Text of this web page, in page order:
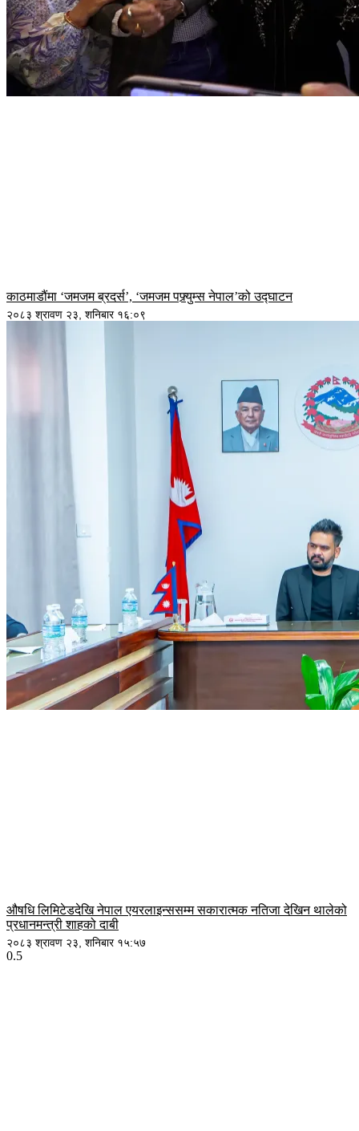
काठमाडौंमा ‘जमजम ब्रदर्स’, ‘जमजम पफ्र्युम्स नेपाल’को उद्घाटन
२०८३ श्रावण २३, शनिबार १६:०९
औषधि लिमिटेडदेखि नेपाल एयरलाइन्ससम्म सकारात्मक नतिजा देखिन थालेको
प्रधानमन्त्री शाहको दाबी
२०८३ श्रावण २३, शनिबार १५:५७